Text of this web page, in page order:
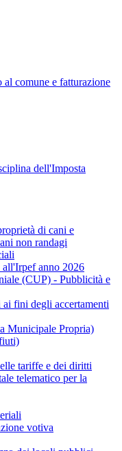
comune e fatturazione
dell'Imposta
di cani e
non randagi
anno 2026
(CUP) - Pubblicità e
fini degli accertamenti
Municipale Propria)
tariffe e dei diritti
telematico per la
votiva